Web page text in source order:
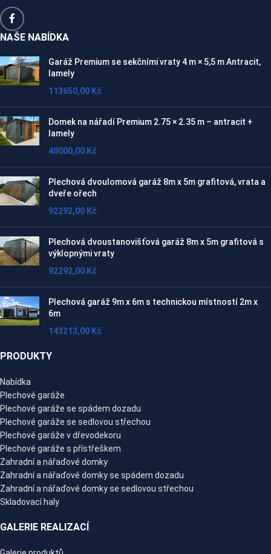
NAŠE NABÍDKA
Garáž Premium se sekčními vraty 4 m × 5,5 m Antracit,
lamely
113650,00 Kč
Domek na nářadí Premium 2.75 × 2.35 m – antracit +
lamely
48000,00 Kč
Plechová dvoulomová garáž 8m x 5m grafitová, vrata a
dveře ořech
92292,00 Kč
Plechová dvoustanovišťová garáž 8m x 5m grafitová s
výklopnými vraty
92292,00 Kč
Plechová garáž 9m x 6m s technickou místností 2m x
6m
143213,00 Kč
PRODUKTY
Nabídka
Plechové garáže
Plechové garáže se spádem dozadu
Plechové garáže se sedlovou střechou
Plechové garáže v dřevodekoru
Plechové garáže s přístřeškem
Zahradní a nářaďové domky
Zahradní a nářaďové domky se spádem dozadu
Zahradní a nářaďové domky se sedlovou střechou
Skladovací haly
GALERIE REALIZACÍ